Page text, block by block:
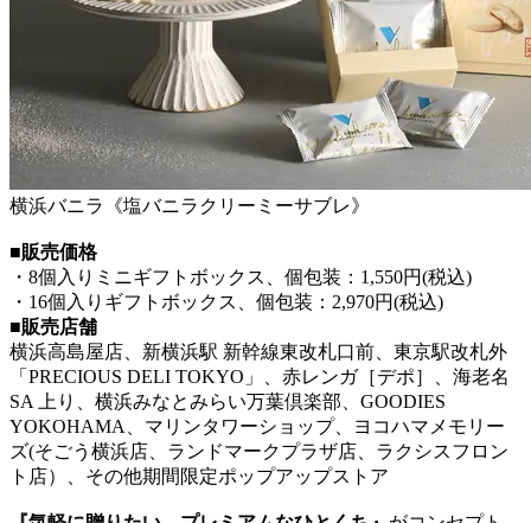
横浜バニラ《塩バニラクリーミーサブレ》
■販売価格
・8個入りミニギフトボックス、個包装：1,550円(税込)
・16個入りギフトボックス、個包装：2,970円(税込)
■販売店舗
横浜高島屋店、新横浜駅 新幹線東改札口前、東京駅改札外
「PRECIOUS DELI TOKYO」、赤レンガ［デポ］、海老名
SA 上り、横浜みなとみらい万葉倶楽部、GOODIES
YOKOHAMA、マリンタワーショップ、ヨコハマメモリー
ズ(そごう横浜店、ランドマークプラザ店、ラクシスフロン
ト店）、その他期間限定ポップアップストア